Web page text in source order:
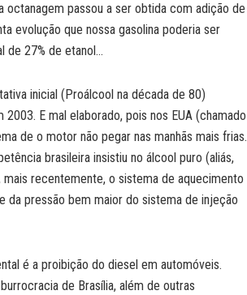
passou a ser obtida com adição de
evolução que nossa gasolina poderia ser
de 27% de etanol…
inicial (Proálcool na década de 80)
E mal elaborado, pois nos EUA (chamado
de o motor não pegar nas manhãs mais frias.
brasileira insistiu no álcool puro (aliás,
recentemente, o sistema de aquecimento
da pressão bem maior do sistema de injeção
é a proibição do diesel em automóveis.
de Brasília, além de outras